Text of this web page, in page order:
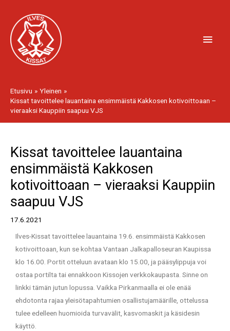
sisältöön
Etusivu
Yleinen
Kissat tavoittelee lauantaina ensimmäistä Kakkosen kotivoittoaan –
vieraaksi Kauppiin saapuu VJS
Kissat tavoittelee lauantaina
ensimmäistä Kakkosen
kotivoittoaan – vieraaksi Kauppiin
saapuu VJS
17.6.2021
Ilves-Kissat tavoittelee lauantaina 19.6. ensimmäistä Kakkosen
kotivoittoaan, kun se kohtaa Vantaan Jalkapalloseuran Kaupissa
klo 16.00. Portit otteluun avataan klo 15.00, ja pääsylippuja voi
ostaa portilta tai ennakkoon Kissojen verkkokaupasta. Sinne on
linkki tämän jutun lopussa. Vaikka Pirkanmaalla ei ole enää
ehdotonta rajaa yleisötapahtumien osallistujamäärille, ottelussa
tulee edelleen huomioida turvavälit, kasvomaskit ja käsidesin
käyttö.
selaus